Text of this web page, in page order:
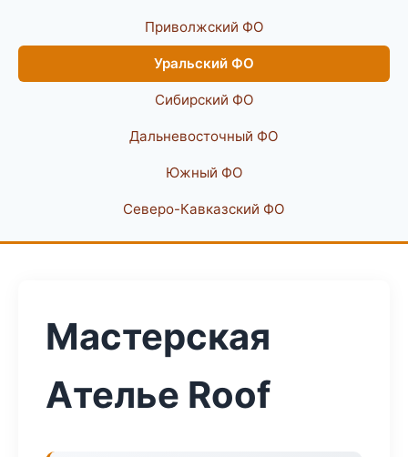
Приволжский ФО
Уральский ФО
Сибирский ФО
Дальневосточный ФО
Южный ФО
Северо-Кавказский ФО
Мастерская
Ателье Roof